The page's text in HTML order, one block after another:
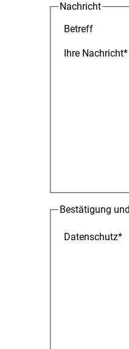
Nachricht
Betreff
Ihre Nachricht*
Bestätigung
Datenschutz*